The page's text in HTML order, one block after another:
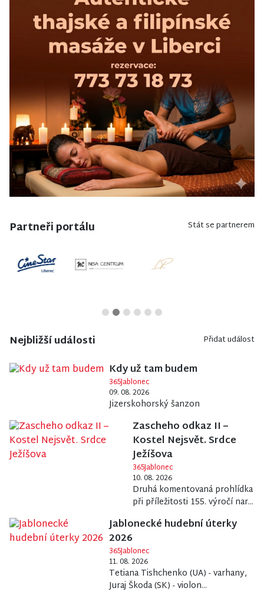
Partneři portálu Stát se partnerem
Nejbližší události Přidat událost
Kdy už tam budem
365Jablonec
09. 08. 2026
Jizerskohorský šanzon
Zascheho odkaz II –
Kostel Nejsvět. Srdce
Ježíšova
365Jablonec
10. 08. 2026
Druhá komentovaná prohlídka
při příležitosti 155. výročí nar...
Jablonecké hudební úterky
2026
365Jablonec
11. 08. 2026
Tetiana Tishchenko (UA) - varhany,
Juraj Škoda (SK) - violon...